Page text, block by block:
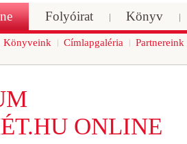
Folyóirat Könyv
Könyveink Címlapgaléria Partnereink
ONLINE